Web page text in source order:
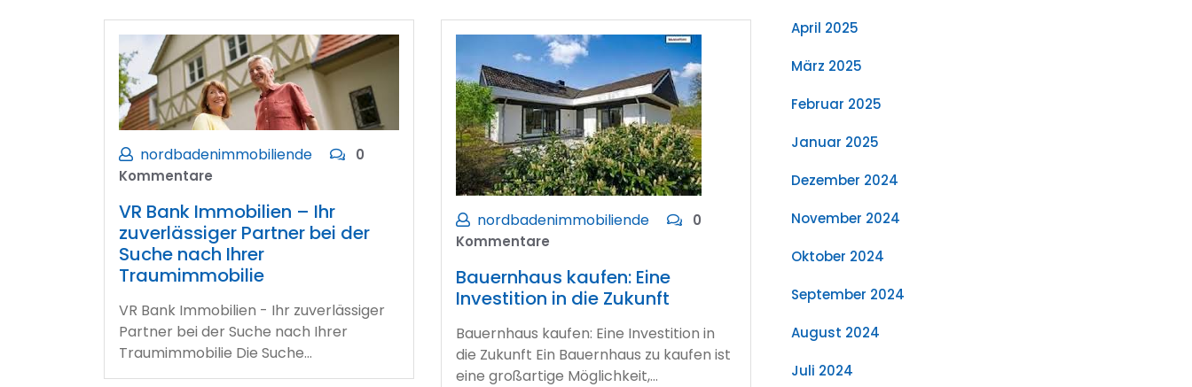
nordbadenimmobiliende
0
Kommentare
VR Bank Immobilien – Ihr
zuverlässiger Partner bei der
Suche nach Ihrer
Traumimmobilie
VR Bank Immobilien - Ihr zuverlässiger
Partner bei der Suche nach Ihrer
Traumimmobilie Die Suche…
nordbadenimmobiliende
0
Kommentare
Bauernhaus kaufen: Eine
Investition in die Zukunft
Bauernhaus kaufen: Eine Investition in
die Zukunft Ein Bauernhaus zu kaufen ist
eine großartige Möglichkeit,…
April 2025
März 2025
Februar 2025
Januar 2025
Dezember 2024
November 2024
Oktober 2024
September 2024
August 2024
Juli 2024